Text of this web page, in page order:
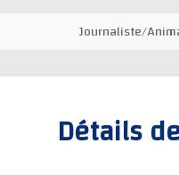
Détails